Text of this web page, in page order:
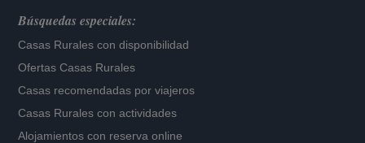
Búsquedas especiales:
Casas Rurales con disponibilidad
Ofertas Casas Rurales
Casas recomendadas por viajeros
Casas Rurales con actividades
Alojamientos con reserva online